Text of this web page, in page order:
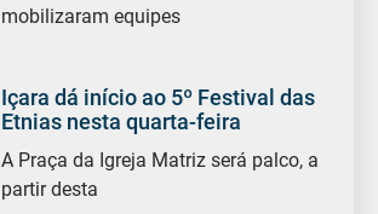
mobilizaram equipes
Içara dá início ao 5º Festival das
Etnias nesta quarta-feira
A Praça da Igreja Matriz será palco, a
partir desta